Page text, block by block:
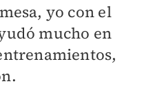
yo con el
mucho en